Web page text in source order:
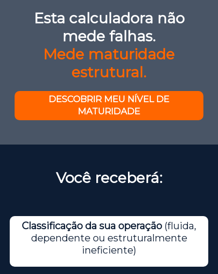
Esta calculadora não
mede falhas.
Mede maturidade
estrutural.
DESCOBRIR MEU NÍVEL DE
MATURIDADE
Você receberá:
Classificação da sua operação (fluida,
dependente ou estruturalmente
ineficiente)